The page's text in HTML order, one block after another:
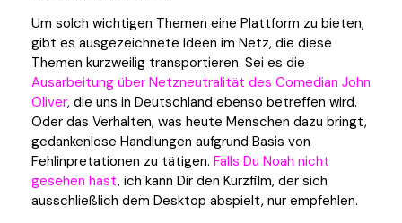
Um solch wichtigen Themen eine Plattform zu bieten,
gibt es ausgezeichnete Ideen im Netz, die diese
Themen kurzweilig transportieren. Sei es die
Ausarbeitung über Netzneutralität des Comedian John
Oliver, die uns in Deutschland ebenso betreffen wird.
Oder das Verhalten, was heute Menschen dazu bringt,
gedankenlose Handlungen aufgrund Basis von
Fehlinpretationen zu tätigen. Falls Du Noah nicht
gesehen hast, ich kann Dir den Kurzfilm, der sich
ausschließlich dem Desktop abspielt, nur empfehlen.